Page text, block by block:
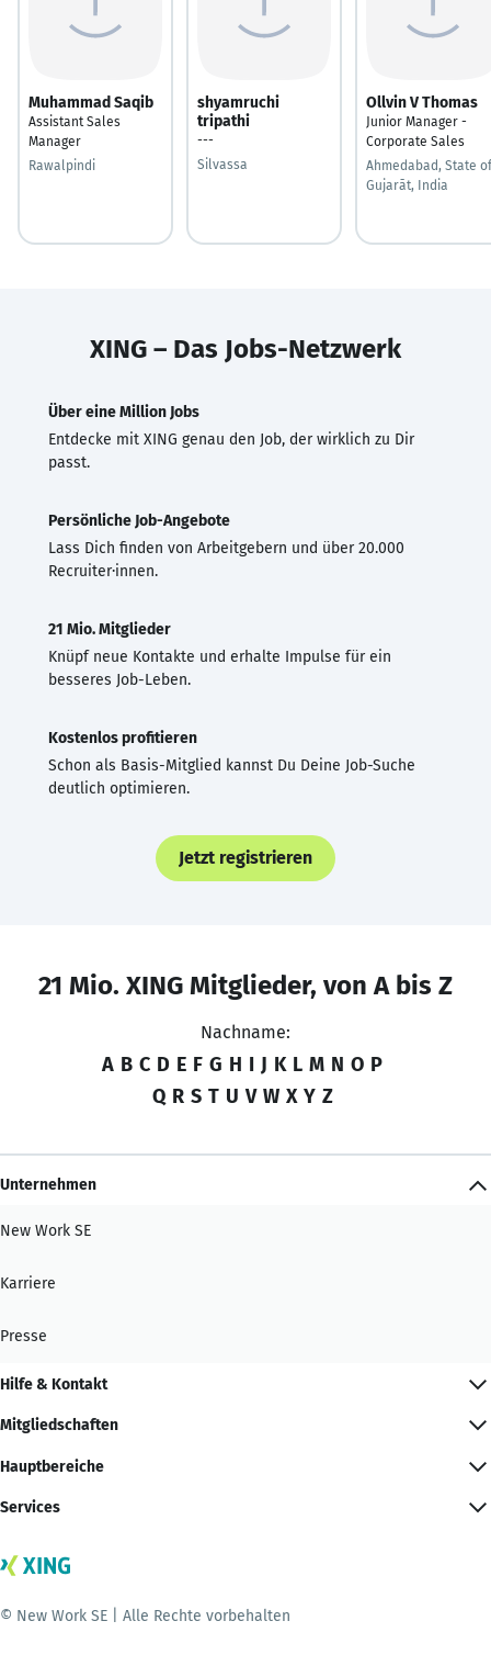
Muhammad Saqib
Assistant Sales
Manager
Rawalpindi
shyamruchi
tripathi
---
Silvassa
Ollvin V Thomas
Junior Manager -
Corporate Sales
Ahmedabad, State of
Gujarāt, India
XING – Das Jobs-Netzwerk
Über eine Million Jobs
Entdecke mit XING genau den Job, der wirklich zu Dir
passt.
Persönliche Job-Angebote
Lass Dich finden von Arbeitgebern und über 20.000
Recruiter·innen.
21 Mio. Mitglieder
Knüpf neue Kontakte und erhalte Impulse für ein
besseres Job-Leben.
Kostenlos profitieren
Schon als Basis-Mitglied kannst Du Deine Job-Suche
deutlich optimieren.
Jetzt registrieren
21 Mio. XING Mitglieder, von A bis Z
Nachname:
A B C D E F G H I J K L M N O P
Q R S T U V W X Y Z
Unternehmen
New Work SE
Karriere
Presse
Hilfe & Kontakt
Mitgliedschaften
Hauptbereiche
Services
© New Work SE | Alle Rechte vorbehalten